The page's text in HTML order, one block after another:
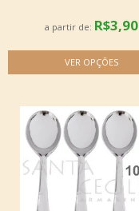
a partir de: R$3,90